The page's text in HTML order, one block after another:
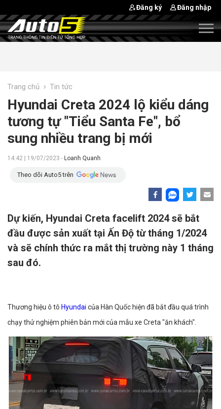
Đăng ký Đăng nhập
Trang chủ › Tin tức
Hyundai Creta 2024 lộ kiểu dáng
tương tự "Tiểu Santa Fe", bổ
sung nhiều trang bị mới
14:42 | 19/07/2023 - Loanh Quanh
Theo dõi Auto5 trên
Dự kiến, Hyundai Creta facelift 2024 sẽ bắt
đầu được sản xuất tại Ấn Độ từ tháng 1/2024
và sẽ chính thức ra mắt thị trường này 1 tháng
sau đó.
Thương hiệu ô tô Hyundai của Hàn Quốc hiện đã bắt đầu quá trình
chạy thử nghiệm phiên bản mới của mẫu xe Creta "ăn khách".